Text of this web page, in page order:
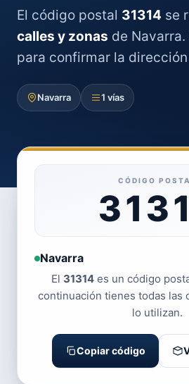
El código postal 31314 se
calles y zonas de
para confirmar la
Navarra 1 vías
CÓDIGO
Navarra
El 31314 es un código
continuación tienes todas las
lo utilizan.
Copiar código